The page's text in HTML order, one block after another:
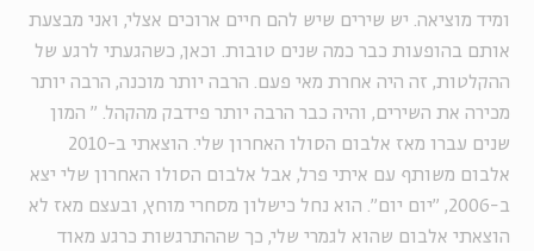
ומיד מוציאה. יש שירים שיש להם חיים ארוכים אצלי, ואני מבצעת
אותם בהופעות כבר כמה שנים טובות. וכאן, כשהגעתי לרגע של
ההקלטות, זה היה אחרת מאי פעם. הרבה יותר מוכנה, הרבה יותר
מכירה את השירים, והיה כבר הרבה יותר פידבק מהקהל. " המון
שנים עברו מאז אלבום הסולו האחרון שלי. הוצאתי ב-2010
אלבום משותף עם איתי פרל, אבל אלבום הסולו האחרון שלי יצא
ב-2006, "יום יום". הוא נחל כישלון מסחרי מוחץ, ובעצם מאז לא
הוצאתי אלבום שהוא לגמרי שלי, כך שההתרגשות כרגע מאוד